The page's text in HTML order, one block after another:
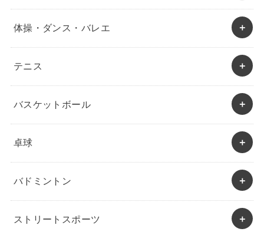
体操・ダンス・バレエ
テニス
バスケットボール
卓球
バドミントン
ストリートスポーツ